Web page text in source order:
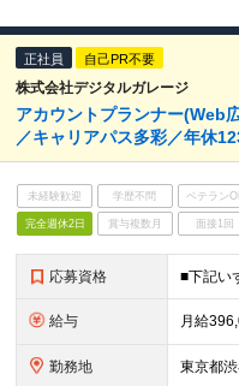
正社員 自己PR不要
株式会社デジタルガレージ
アカウントプランナー(Web
／キャリアパス多彩／年休
未経験歓迎 学歴不問 ベテラン
完全週休2日 賞与複数月 面接1回
応募資格
給与
勤務地 東京都